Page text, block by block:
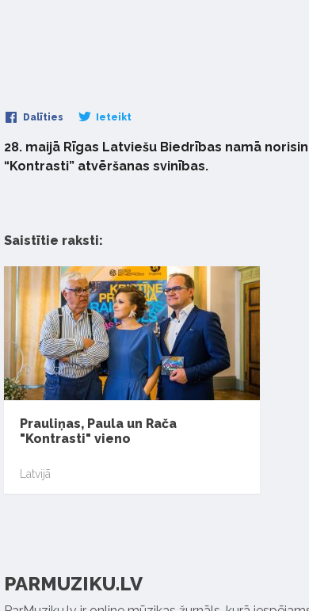
Dalīties Ieteikt
28. maijā Rīgas Latviešu Biedrības namā
“Kontrasti” atvēršanas svinības.
Saistītie raksti:
Prauliņas, Paula un Rača
"Kontrasti" vieno
Latvijā
PARMUZIKU.LV